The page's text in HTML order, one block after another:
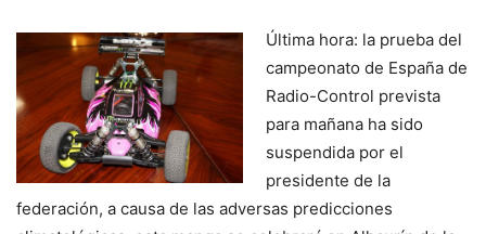
Última hora: la prueba del
campeonato de España de
Radio-Control prevista
para mañana ha sido
suspendida por el
presidente de la
federación, a causa de las adversas predicciones